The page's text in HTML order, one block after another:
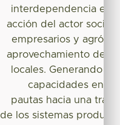
interdependencia en
acción del actor social.
empresarios y
aprovechamiento de
locales. Generando
capacidades en el
pautas hacia una
de los sistemas